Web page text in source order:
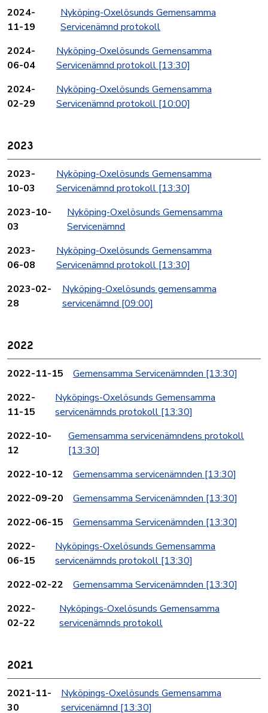
2024-
11-19
Nyköping-Oxelösunds Gemensamma
Servicenämnd protokoll
2024-
06-04
Nyköping-Oxelösunds Gemensamma
Servicenämnd protokoll [13:30]
2024-
02-29
Nyköping-Oxelösunds Gemensamma
Servicenämnd protokoll [10:00]
2023
2023-
10-03
Nyköping-Oxelösunds Gemensamma
Servicenämnd protokoll [13:30]
2023-10-
03
Nyköping-Oxelösunds Gemensamma
Servicenämnd
2023-
06-08
Nyköping-Oxelösunds Gemensamma
Servicenämnd protokoll [13:30]
2023-02-
28
Nyköping-Oxelösunds gemensamma
servicenämnd [09:00]
2022
2022-11-15 Gemensamma Servicenämnden [13:30]
2022-
11-15
Nyköpings-Oxelösunds Gemensamma
servicenämnds protokoll [13:30]
2022-10-
12
Gemensamma servicenämndens protokoll
[13:30]
2022-10-12
Gemensamma servicenämnden [13:30]
2022-09-20
Gemensamma Servicenämnden [13:30]
2022-06-15
Gemensamma Servicenämnden [13:30]
2022-
06-15
Nyköpings-Oxelösunds Gemensamma
servicenämnds protokoll [13:30]
2022-02-22
Gemensamma Servicenämnden [13:30]
2022-
02-22
Nyköpings-Oxelösunds Gemensamma
servicenämnds protokoll
2021
2021-11-
30
Nyköpings-Oxelösunds Gemensamma
servicenämnd [13:30]